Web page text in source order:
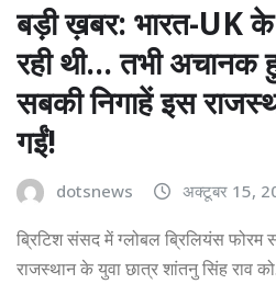
बड़ी ख़बर: भारत-UK
रही थी… तभी अचानक
सबकी निगाहें इस
गईं!
dotsnews अक्टूबर 15,
ब्रिटिश संसद में ग्लोबल ब्रिलियंस फोरम
राजस्थान के युवा छात्र शांतनु सिंह राव